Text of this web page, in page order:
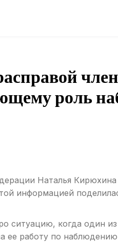
роль
Наталья Кирюхина
информацией
ситуацию, когда один
ее работу по